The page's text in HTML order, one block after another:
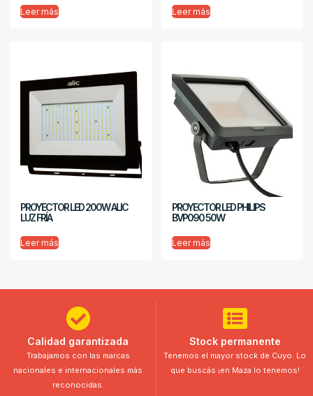
Leer más Leer más
PROYECTOR LED 200W ALIC
LUZ FRÍA
Leer más
PROYECTOR LED PHILIPS
BVP090 50W
Leer más
Calidad garantizada
Trabajamos con las marcas
nacionales e internacionales más
reconocidas.
Stock permanente
Tenemos el mayor stock de Cuyo. Lo
que buscás ¡en Maza lo tenemos!